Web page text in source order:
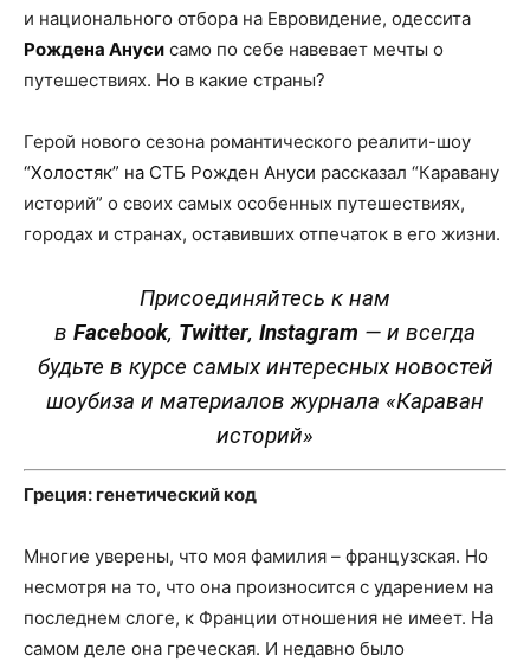
и национального отбора на Евровидение, одессита
Рождена Ануси само по себе навевает мечты о
путешествиях. Но в какие страны?
Герой нового сезона романтического реалити-шоу
“Холостяк” на СТБ Рожден Ануси рассказал “Каравану
историй” о своих самых особенных путешествиях,
городах и странах, оставивших отпечаток в его жизни.
Присоединяйтесь к нам
в Facebook, Twitter, Instagram — и всегда
будьте в курсе самых интересных новостей
шоубиза и материалов журнала «Караван
историй»
Греция: генетический код
Многие уверены, что моя фамилия – французская. Но
несмотря на то, что она произносится с ударением на
последнем слоге, к Франции отношения не имеет. На
самом деле она греческая. И недавно было